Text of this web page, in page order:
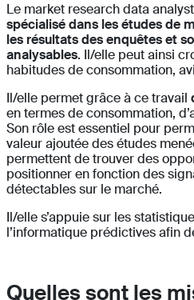
Le market research data
spécialisé dans les études de
les résultats des enquêtes et
analysables. Il/elle peut ainsi
habitudes de consommation,
Il/elle permet grâce à ce travail
en termes de consommation,
Son rôle est essentiel pour
valeur ajoutée des études
permettent de trouver des
positionner en fonction des
détectables sur le marché.
Il/elle s’appuie sur les
l’informatique prédictives afin
Quelles sont les